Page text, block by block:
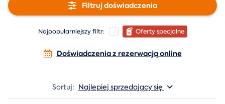
Filtruj doświadczenia
Najpopularniejszy filtr: Oferty specjalne
Doświadczenia z rezerwacją online
Sortuj: Najlepiej sprzedający się